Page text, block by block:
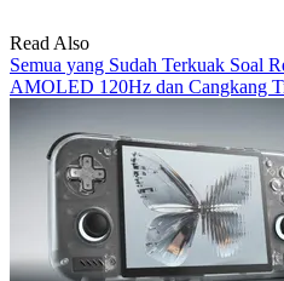
Read Also
Semua yang Sudah Terkuak Soal
AMOLED 120Hz dan Cangkang